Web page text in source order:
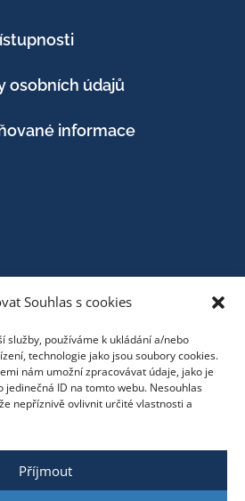
Souhlas s cookies
služby, používáme k ukládání a/nebo
technologie jako jsou soubory cookies.
nám umožní zpracovávat údaje, jako je
jedinečná ID na tomto webu. Nesouhlas
nepříznivě ovlivnit určité vlastnosti a
Příjmout
osobních údajů
informace
767 220